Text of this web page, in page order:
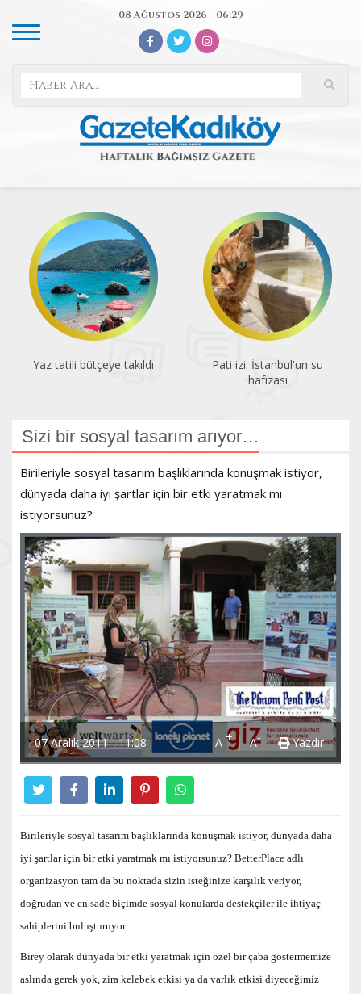
08 Ağustos 2026 - 06:29
Yaz tatili bütçeye takıldı
Pati izi: İstanbul'un su
hafızası
Sizi bir sosyal tasarım arıyor…
Birileriyle sosyal tasarım başlıklarında konuşmak istiyor,
dünyada daha iyi şartlar için bir etki yaratmak mı
istiyorsunuz?
07 Aralık 2011 - 11:08 A + A- Yazdır
Birileriyle sosyal tasarım başlıklarında konuşmak istiyor, dünyada daha
iyi şartlar için bir etki yaratmak mı istiyorsunuz? BetterPlace adlı
organizasyon tam da bu noktada sizin isteğinize karşılık veriyor,
doğrudan ve en sade biçimde sosyal konularda destekçiler ile ihtiyaç
sahiplerini buluşturuyor.
Birey olarak dünyada bir etki yaratmak için özel bir çaba göstermemize
aslında gerek yok, zira kelebek etkisi ya da varlık etkisi diyeceğimiz